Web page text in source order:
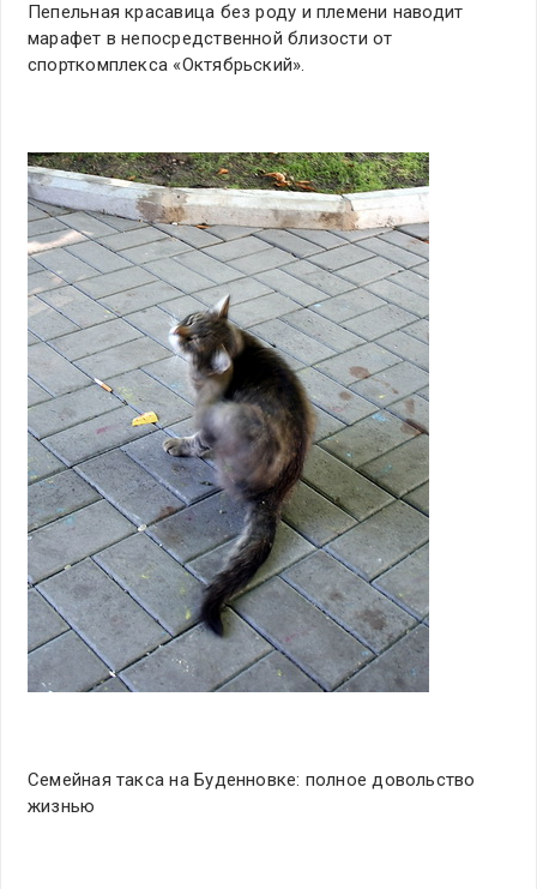
Пепельная красавица без роду и племени наводит
марафет в непосредственной близости от
спорткомплекса «Октябрьский».
Семейная такса на Буденновке: полное довольство
жизнью